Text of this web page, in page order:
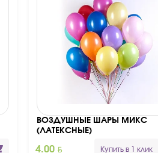
ВОЗДУШНЫЕ ШАРЫ МИКС
(ЛАТЕКСНЫЕ)
4.00 BYN Купить в 1 клик